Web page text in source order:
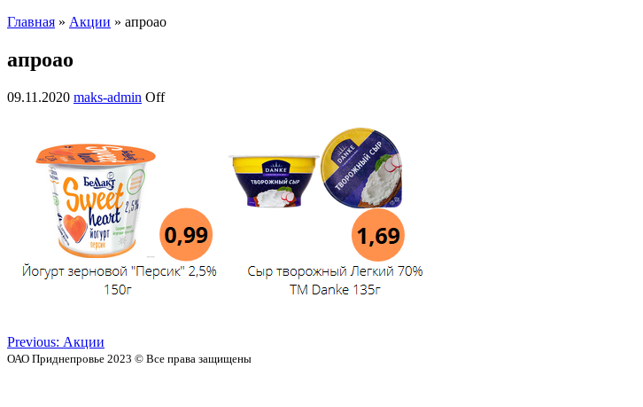
Главная » Акции » апроао
апроао
09.11.2020 maks-admin Off
Previous: Акции
ОАО Приднепровье 2023 © Все права защищены